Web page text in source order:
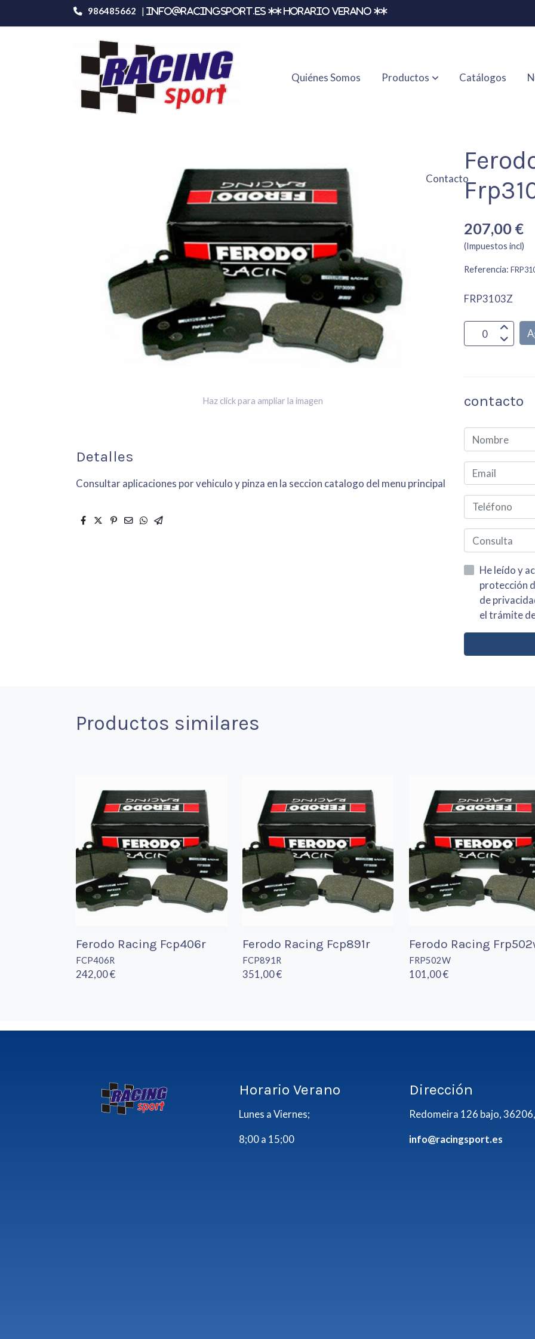
986485662 | info@racingsport.es ** HORARIO VERANO **
Quiénes Somos Productos Catálogos
Contacto
Productos Ferodo Racing Frp3103z
Haz click para ampliar la imagen
Detalles
Consultar aplicaciones por vehiculo y pinza en la seccion catalogo del menu principal
207,00 €
(Impuestos incl)
Referencia:
FRP3103Z
contacto
He leído y acepto la
protección de datos asi como el
de privacidad y acepto el tratamiento de mis
el trámite
Productos similares
Ferodo Racing Fcp406r
FCP406R
242,00 €
Ferodo Racing Fcp891r
FCP891R
351,00 €
Ferodo Racing
FRP502W
101,00 €
Horario Verano
Lunes a Viernes;
8;00 a 15;00
Dirección
Redomeira 126 bajo,
info@racingsport.es